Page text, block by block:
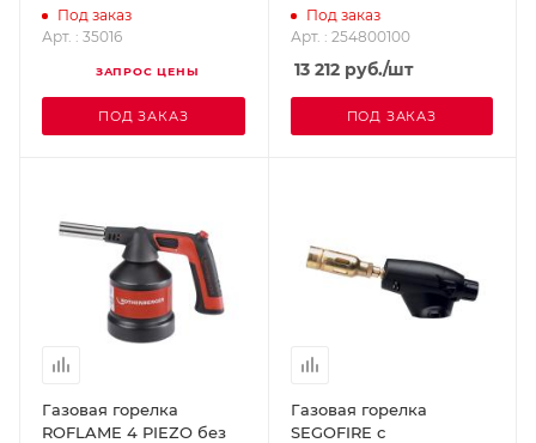
ROTHENBERGER 35016
Под заказ
Арт. : 35016
ЗАПРОС ЦЕНЫ
ПОД ЗАКАЗ
в комплекте с газовым
баллоном ROMASSGAS
SUPER-EGO 254800100
Под заказ
Арт. : 254800100
13 212руб./шт
ПОД ЗАКАЗ
Газовая горелка
ROFLAME 4 PIEZO без
Газовая горелка
SEGOFIRE с